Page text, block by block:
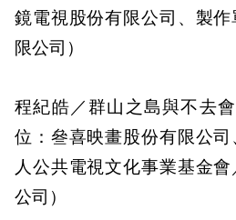
鏡電視股份有限公司、製
限公司）
程紀皓／群山之島與不去
位：叄喜映畫股份有限公
人公共電視文化事業基金
公司）